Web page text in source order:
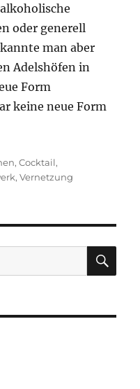
oder generell
man aber
Adelshöfen in
Form
keine neue Form
,Cocktail,
,Vernetzung